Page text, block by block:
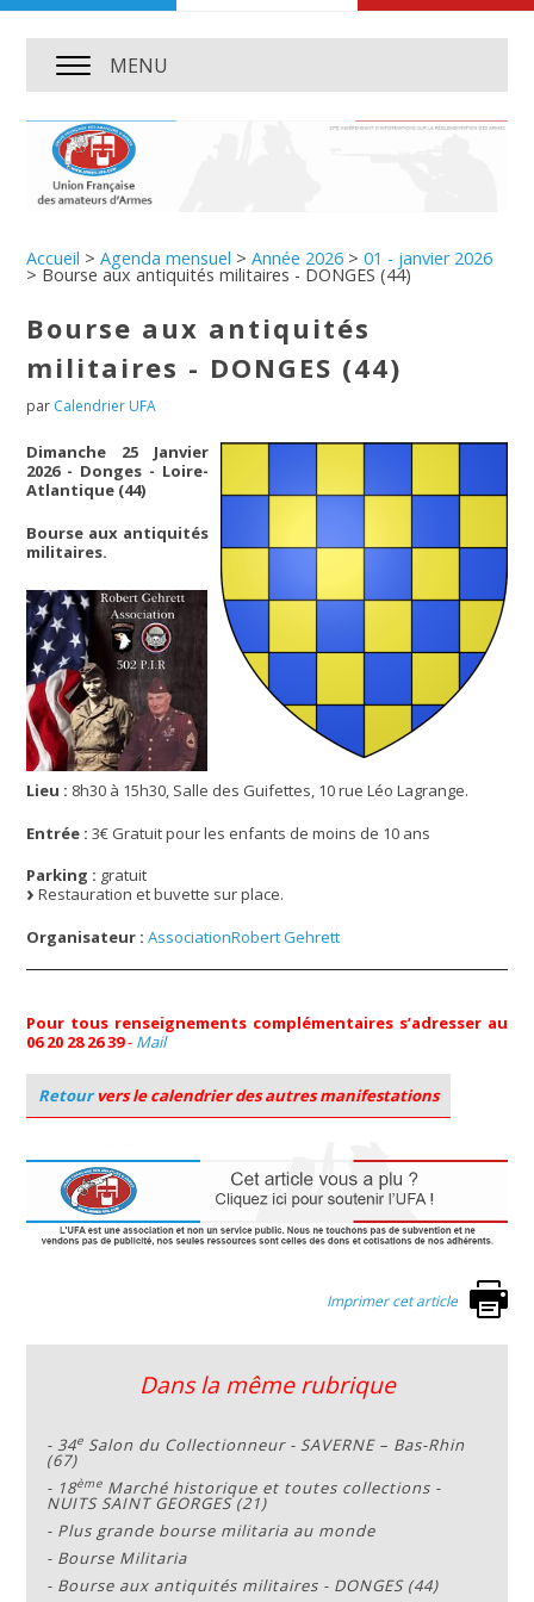
MENU
Accueil >Agenda mensuel >Année 2026 >01 - janvier 2026
> Bourse aux antiquités militaires - DONGES (44)
Bourse aux antiquités
militaires - DONGES (44)
par Calendrier UFA
Dimanche 25 Janvier
2026 - Donges - Loire-
Atlantique (44)
Bourse aux antiquités
militaires.
Lieu : 8h30 à 15h30, Salle des Guifettes, 10 rue Léo Lagrange.
Entrée : 3€ Gratuit pour les enfants de moins de 10 ans
Parking : gratuit
Restauration et buvette sur place.
Organisateur : AssociationRobert Gehrett
Pour tous renseignements complémentaires s’adresser au
06 20 28 26 39- Mail
Retourvers le calendrier des autres manifestations
Imprimer cet article
Dans la même rubrique
-34e Salon du Collectionneur - SAVERNE – Bas-Rhin
(67)
- 18ème Marché historique et toutes collections -
NUITS SAINT GEORGES (21)
- Plus grande bourse militaria au monde
- Bourse Militaria
- Bourse aux antiquités militaires - DONGES (44)